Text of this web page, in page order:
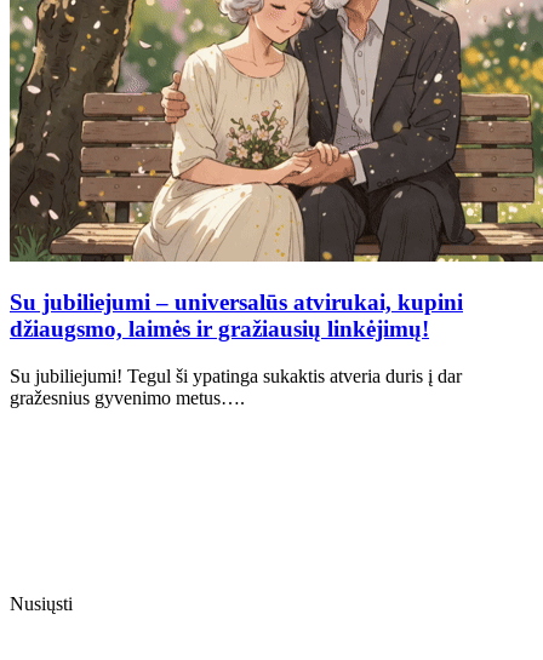
Su jubiliejumi – universalūs atvirukai, kupini
džiaugsmo, laimės ir gražiausių linkėjimų!
Su jubiliejumi! Tegul ši ypatinga sukaktis atveria duris į dar
gražesnius gyvenimo metus….
Nusiųsti